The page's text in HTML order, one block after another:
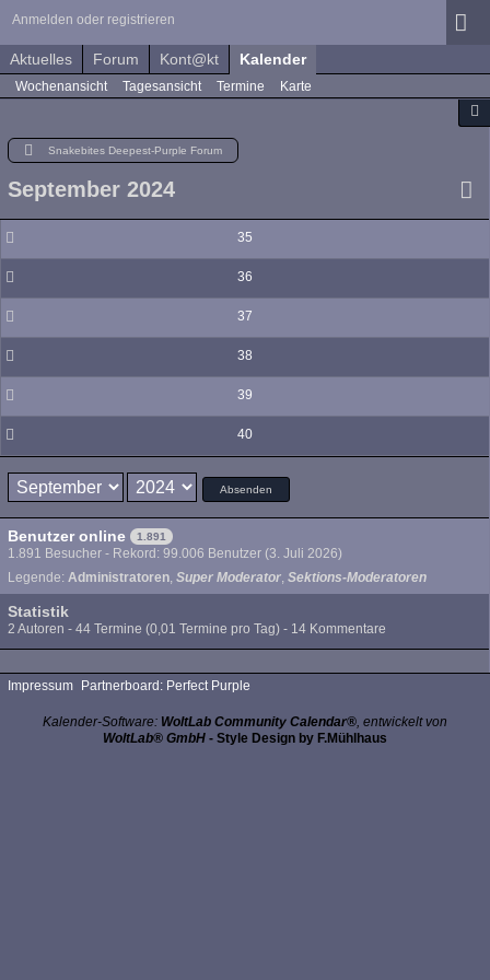
Anmelden oder registrieren
Aktuelles Forum Kont@kt Kalender
Wochenansicht Tagesansicht Termine Karte
Snakebites Deepest-Purple Forum
September 2024
35
36
37
38
39
40
Absenden
Benutzer online 1.891
1.891 Besucher - Rekord: 99.006 Benutzer (3. Juli 2026)
Legende: Administratoren Super Moderator Sektions-Moderatoren
Statistik
2 Autoren - 44 Termine (0,01 Termine pro Tag) - 14 Kommentare
Impressum Partnerboard: Perfect Purple
Kalender-Software: WoltLab Community Calendar®, entwickelt von
WoltLab® GmbH